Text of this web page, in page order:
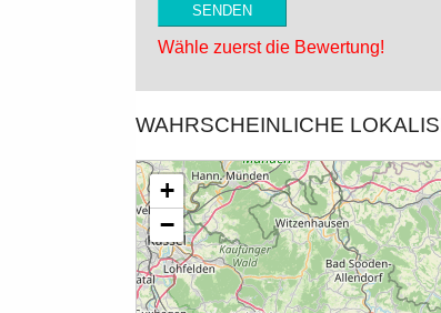
Wähle zuerst die Bewertung!
WAHRSCHEINLICHE